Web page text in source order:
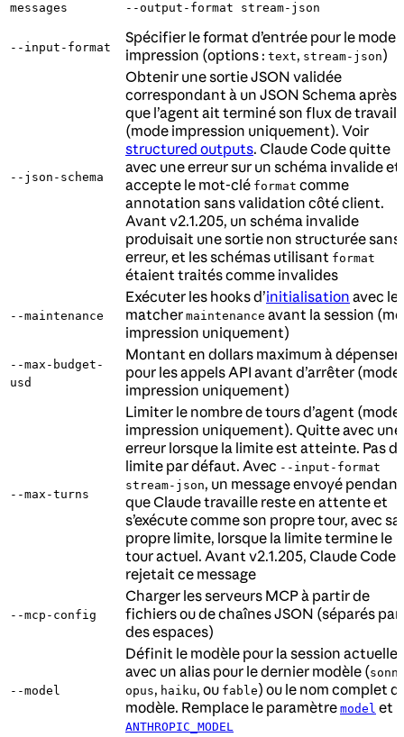
messages
--output-format stream-json
--input-format
Spécifier le format d’entrée pour le mode
impression (options : text, stream-json)
--json-schema
Obtenir une sortie JSON validée
correspondant à un JSON Schema après
que l’agent ait terminé son flux de travail
(mode impression uniquement). Voir
structured outputs. Claude Code quitte
avec une erreur sur un schéma invalide et
accepte le mot-clé format comme
annotation sans validation côté client.
Avant v2.1.205, un schéma invalide
produisait une sortie non structurée sans
erreur, et les schémas utilisant format
étaient traités comme invalides
--maintenance
Exécuter les hooks d’initialisation avec le
matcher maintenance avant la session
impression uniquement)
--max-budget-
usd
Montant en dollars maximum à dépenser
pour les appels API avant d’arrêter (mode
impression uniquement)
--max-turns
Limiter le nombre de tours d’agent (mode
impression uniquement). Quitte avec une
erreur lorsque la limite est atteinte. Pas
limite par défaut. Avec --input-format
stream-json, un message envoyé pendant
que Claude travaille reste en attente et
s’exécute comme son propre tour, avec sa
propre limite, lorsque la limite termine le
tour actuel. Avant v2.1.205, Claude Code
rejetait ce message
--mcp-config
Charger les serveurs MCP à partir de
fichiers ou de chaînes JSON (séparés par
des espaces)
--model
Définit le modèle pour la session actuelle
avec un alias pour le dernier modèle (
opus, haiku, ou fable) ou le nom complet
modèle. Remplace le paramètre model et
ANTHROPIC_MODEL